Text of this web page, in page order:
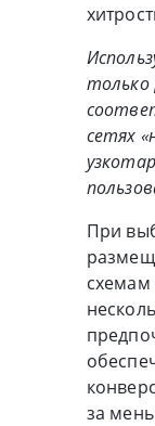
только
сетях
При
схемам
за